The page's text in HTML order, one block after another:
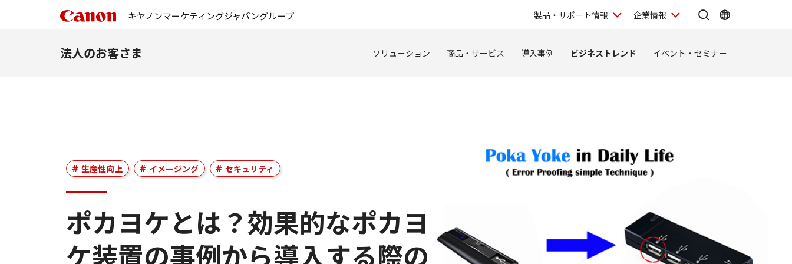
キヤノンマーケティングジャパングループ 製品・サポート情報 企業情報
法人のお客さま ソリューション 商品・サービス 導入事例 ビジネストレンド イベント・セミナー
ポカヨケとは？効果的なポカヨ
ケ装置の事例から導入する際の
生産性向上 イメージング セキュリティ